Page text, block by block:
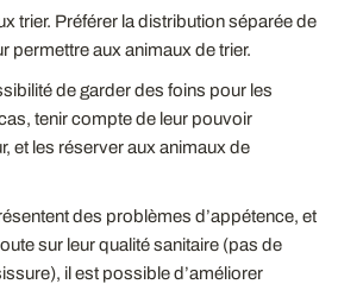
trier. Préférer la distribution séparée de
permettre aux animaux de trier.
de garder des foins pour les
tenir compte de leur pouvoir
et les réserver aux animaux de
des problèmes d’appétence, et
sur leur qualité sanitaire (pas de
il est possible d’améliorer